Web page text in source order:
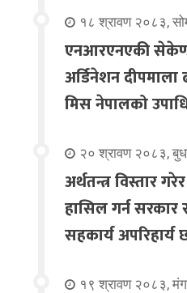
१८ श्रावण २०८३,
एनआरएनएकी
अर्डिनेशन
मिस नेपालको
२० श्रावण २०८३,
अर्थतन्त्र विस्तार
हासिल गर्न
सहकार्य अपरिहार्य
१९ श्रावण २०८३,